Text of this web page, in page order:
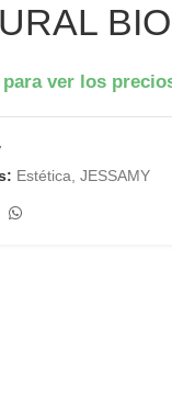
ver los
Estética JESSAMY